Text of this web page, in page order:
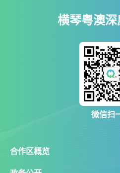
横琴粤澳
微信扫
合作区概览